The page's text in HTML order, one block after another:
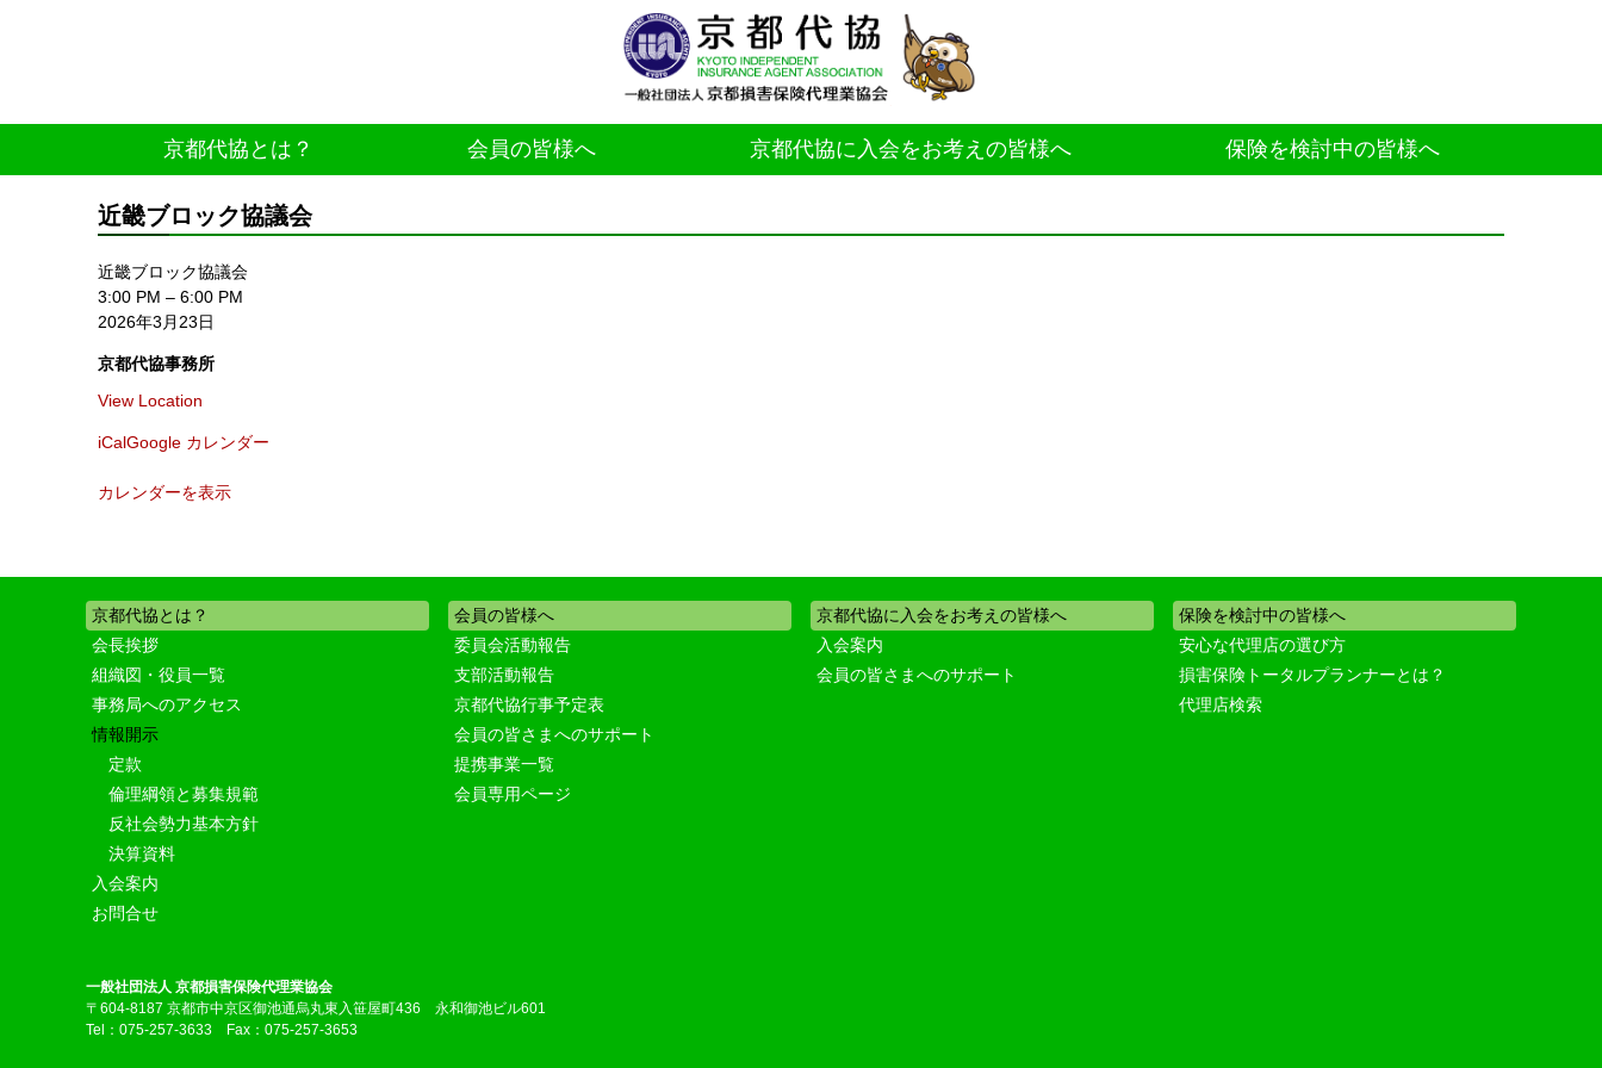
京都代協とは？ 会員の皆様へ 京都代協に入会をお考えの皆様へ 保険を検討中の皆様へ
近畿ブロック協議会
近畿ブロック協議会
3:00 PM – 6:00 PM
2026年3月23日
京都代協事務所
View Location
iCalGoogle カレンダー
カレンダーを表示
京都代協とは？
会長挨拶
組織図・役員一覧
事務局へのアクセス
情報開示
定款
倫理綱領と募集規範
反社会勢力基本方針
決算資料
入会案内
お問合せ
会員の皆様へ
委員会活動報告
支部活動報告
京都代協行事予定表
会員の皆さまへのサポート
提携事業一覧
会員専用ページ
京都代協に入会をお考えの皆様へ
入会案内
会員の皆さまへのサポート
保険を検討中の皆様へ
安心な代理店の選び方
損害保険トータルプランナーとは？
代理店検索
一般社団法人 京都損害保険代理業協会
〒604-8187 京都市中京区御池通烏丸東入笹屋町436 永和御池ビル601
Tel：075-257-3633 Fax：075-257-3653